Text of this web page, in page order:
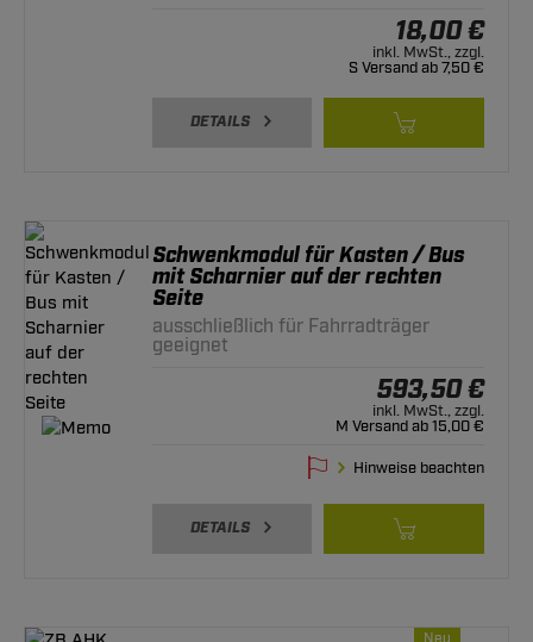
18,00 €
inkl. MwSt., zzgl.
S Versand ab 7,50 €
DETAILS
Schwenkmodul für Kasten / Bus
mit Scharnier auf der rechten
Seite
ausschließlich für Fahrradträger
geeignet
593,50 €
inkl. MwSt., zzgl.
M Versand ab 15,00 €
Hinweise beachten
DETAILS